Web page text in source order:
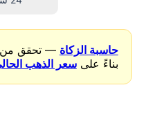
حاسبة الزكاة — تحقق من
بناءً علىسعر الذهب